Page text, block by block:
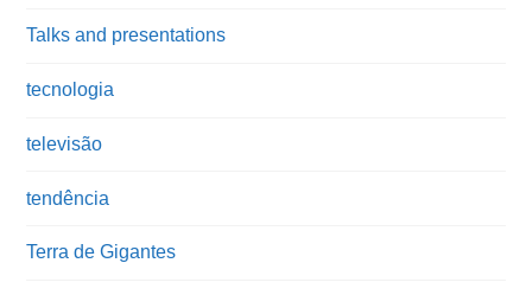
Talks and presentations
tecnologia
televisão
tendência
Terra de Gigantes